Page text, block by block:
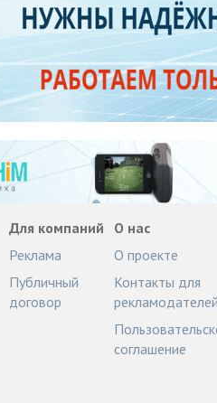
Для компаний
Реклама
Публичный
договор
О нас
О проекте
Контакты для
рекламодателей
соглашение